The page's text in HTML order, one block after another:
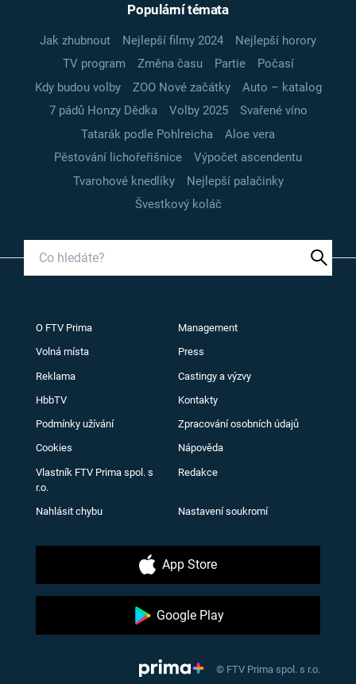
Populární témata
Jak zhubnout Nejlepší filmy 2024
Nejlepší horory
TV program
Změna času Partie
Počasí
Kdy budou volby
ZOO Nové začátky
Auto – katalog
7 pádů Honzy Dědka
Volby 2025
Svařené víno
Tatarák podle Pohlreicha
Aloe vera
Pěstování lichořeřišnice
Výpočet ascendentu
Tvarohové knedlíky
Nejlepší palačinky
Švestkový koláč
O FTV Prima Management
Volná místa Press
Reklama Castingy a výzvy
HbbTV Kontakty
Podmínky užívání Zpracování osobních údajů
Cookies Nápověda
Vlastník FTV Prima spol. s
r.o.
Redakce
Nahlásit chybu Nastavení soukromí
App Store
Google Play
© FTV Prima spol. s r.o.